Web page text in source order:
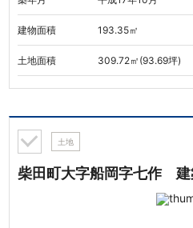
建物面積 193.35㎡
土地面積 309.72㎡(93.69坪)
土地
柴田町大字船岡字七作 建